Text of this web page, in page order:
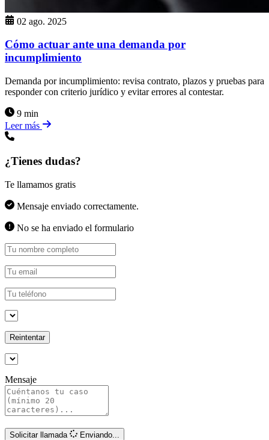
02 ago. 2025
Cómo actuar ante una demanda por
incumplimiento
Demanda por incumplimiento: revisa contrato, plazos y pruebas para
responder con criterio jurídico y evitar errores al contestar.
9 min
Leer más
¿Tienes dudas?
Te llamamos gratis
Mensaje enviado correctamente.
No se ha enviado el formulario
Reintentar
Mensaje
Solicitar llamada Enviando...